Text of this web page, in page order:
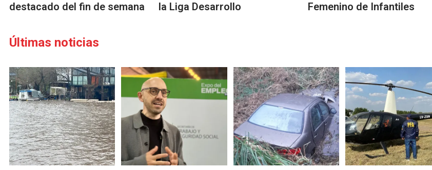
destacado del fin de semana
la Liga Desarrollo
Femenino de Infantiles
Últimas noticias